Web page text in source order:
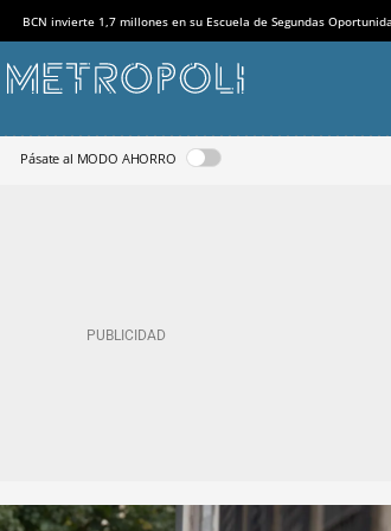
BCN invierte 1,7 millones en su Escuela de Segundas
Pásate al MODO AHORRO